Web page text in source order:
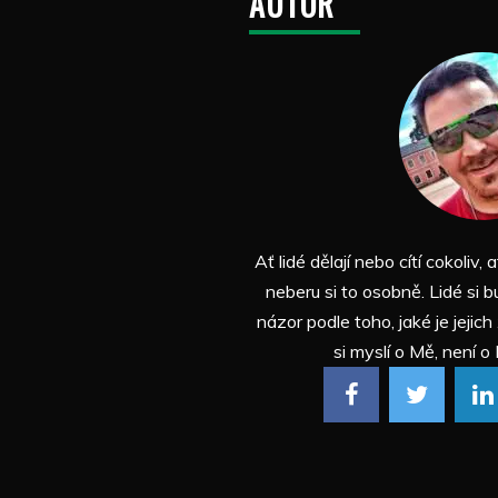
Ať lidé dělají nebo cítí cokoliv,
neberu si to osobně. Lidé si
názor podle toho, jaké je
si myslí o Mě, není o